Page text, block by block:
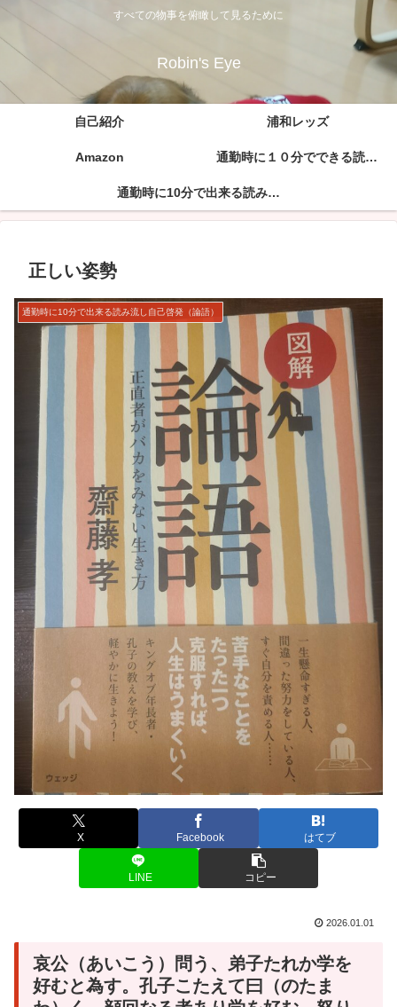
すべての物事を俯瞰して見るために
Robin's Eye
自己紹介 浦和レッズ
Amazon 通勤時に１０分でできる読み流し自己啓発（孫子の兵法）
通勤時に10分で出来る読み流し自己啓発（論語）
正しい姿勢
通勤時に10分で出来る読み流し自己啓発（論語）
X Facebook はてブ
LINE コピー
2026.01.01
哀公（あいこう）問う、弟子たれか学を
好むと為す。孔子こたえて曰（のたま